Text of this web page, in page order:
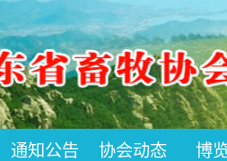
通知公告 协会动态 博